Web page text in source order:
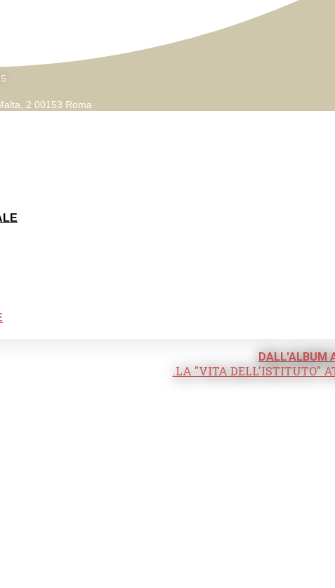
2 00153 Roma
DALL'ALBUM
.LA "VITA DELL'ISTITUTO"